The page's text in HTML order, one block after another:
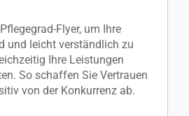
Flyer, um Ihre
und leicht verständlich zu
Ihre Leistungen
So schaffen Sie Vertrauen
von der Konkurrenz ab.